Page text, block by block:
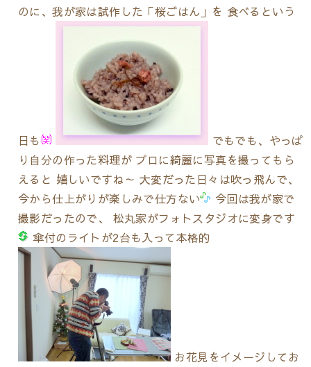
のに、我が家は試作した「桜ごはん」を 食べるという
日も
でもでも、やっぱ
り自分の作った料理が プロに綺麗に写真を撮ってもら
えると 嬉しいですね～ 大変だった日々は吹っ飛んで、
今から仕上がりが楽しみで仕方ない
今回は我が家で
撮影だったので、 松丸家がフォトスタジオに変身です
傘付のライトが2台も入って本格的
お花見をイメージしてお